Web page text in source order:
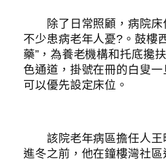
除了日常照顧，病院床
不少患病老年人憂?。鼓樓
藥”，為養老機構和托底攙
色通道，掛號在冊的白叟一
可以優先設定床位。
該院老年病區擔任人王
進冬之前，他在鐘樓灣社區